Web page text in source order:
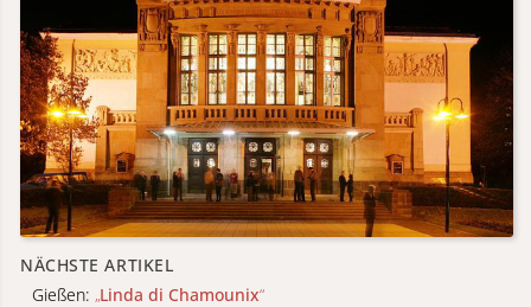
NÄCHSTE ARTIKEL
Gießen: „Linda di Chamounix“